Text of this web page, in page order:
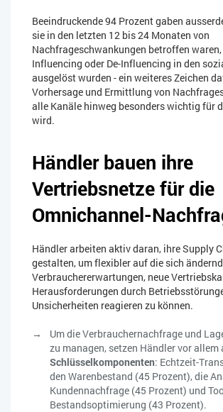
Beeindruckende 94 Prozent gaben
sie in den letzten 12 bis 24 Monaten von
Nachfrageschwankungen betroffen
Influencing oder De-Influencing in den
ausgelöst wurden - ein weiteres Zeichen
Vorhersage und Ermittlung von
alle Kanäle hinweg besonders wichtig für
wird.
Händler bauen ihre
Vertriebsnetze für die
Omnichannel-
Händler arbeiten aktiv daran, ihre Supply
gestalten, um flexibler auf die sich
Verbrauchererwartungen, neue
Herausforderungen durch
Unsicherheiten reagieren zu können.
Um die Verbrauchernachfrage und
zu managen, setzen Händler vor allem
Schlüsselkomponenten: Echtzeit-
den Warenbestand (45 Prozent), die
Kundennachfrage (45 Prozent) und
Bestandsoptimierung (43 Prozent).